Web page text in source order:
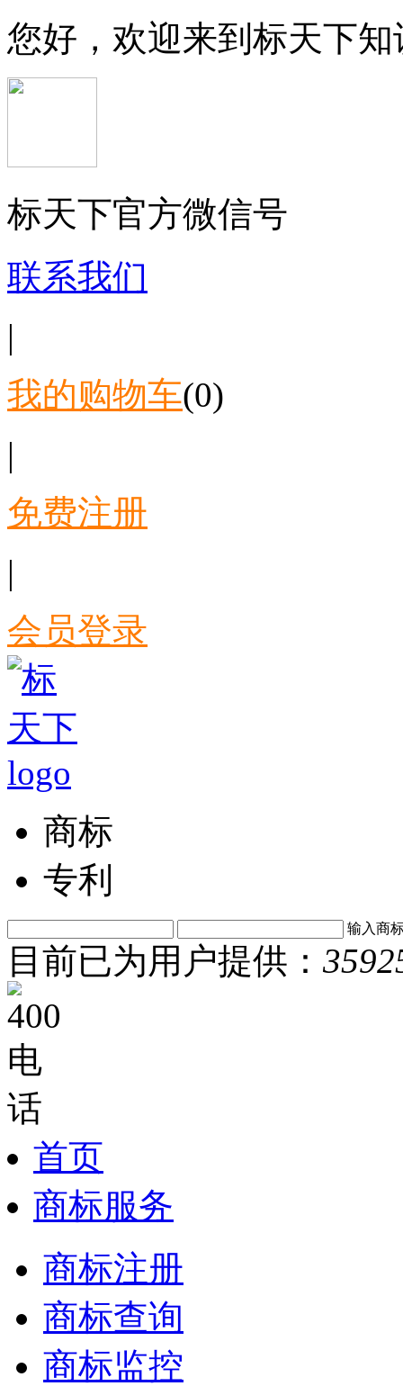
您好，欢迎来到标天下
标天下官方微信号
联系我们
|
我的购物车(0)
|
免费注册
|
会员登录
商标
专利
输入商
目前已为用户提供：
首页
商标服务
商标注册
商标查询
商标监控